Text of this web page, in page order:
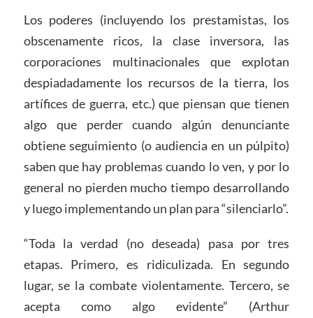
Los poderes (incluyendo los prestamistas, los
obscenamente ricos, la clase inversora, las
corporaciones multinacionales que explotan
despiadadamente los recursos de la tierra, los
artífices de guerra, etc.) que piensan que tienen
algo que perder cuando algún denunciante
obtiene seguimiento (o audiencia en un púlpito)
saben que hay problemas cuando lo ven, y por lo
general no pierden mucho tiempo desarrollando
y luego implementando un plan para “silenciarlo”.
“Toda la verdad (no deseada) pasa por tres
etapas. Primero, es ridiculizada. En segundo
lugar, se la combate violentamente. Tercero, se
acepta como algo evidente” (Arthur